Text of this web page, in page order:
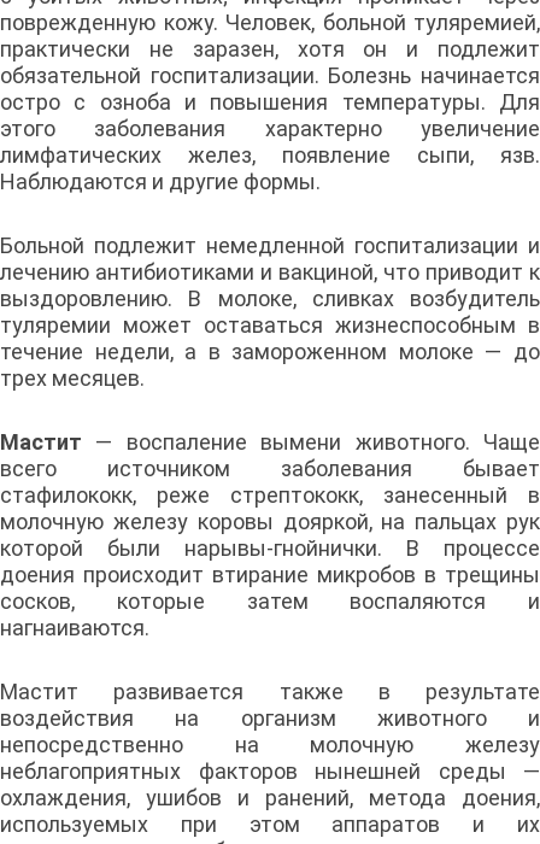
поврежденную кожу. Человек, больной туляремией,
практически не заразен, хотя он и подлежит
обязательной госпитализации. Болезнь начинается
остро с озноба и повышения температуры. Для
этого заболевания характерно увеличение
лимфатических желез, появление сыпи, язв.
Наблюдаются и другие формы.
Больной подлежит немедленной госпитализации и
лечению антибиотиками и вакциной, что приводит к
выздоровлению. В молоке, сливках возбудитель
туляремии может оставаться жизнеспособным в
течение недели, а в замороженном молоке — до
трех месяцев.
Мастит — воспаление вымени животного. Чаще
всего источником заболевания бывает
стафилококк, реже стрептококк, занесенный в
молочную железу коровы дояркой, на пальцах рук
которой были нарывы-гнойнички. В процессе
доения происходит втирание микробов в трещины
сосков, которые затем воспаляются и
нагнаиваются.
Мастит развивается также в результате
воздействия на организм животного и
непосредственно на молочную железу
неблагоприятных факторов нынешней среды —
охлаждения, ушибов и ранений, метода доения,
используемых при этом аппаратов и их